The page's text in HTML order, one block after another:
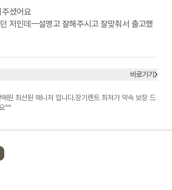
셨어요
저인데ㅡ설명고 잘해주시고 잘맞춰서 출고했
바로가기
원 최선원 매니저 입니다.장기렌트 최저가 약속 보장 드
^^